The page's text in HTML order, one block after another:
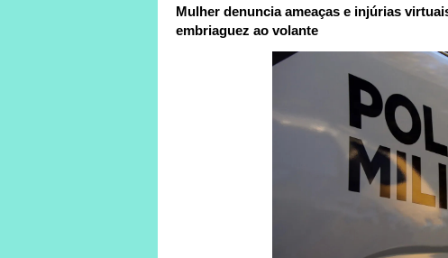
Mulher denuncia ameaças e injúrias
embriaguez ao volante